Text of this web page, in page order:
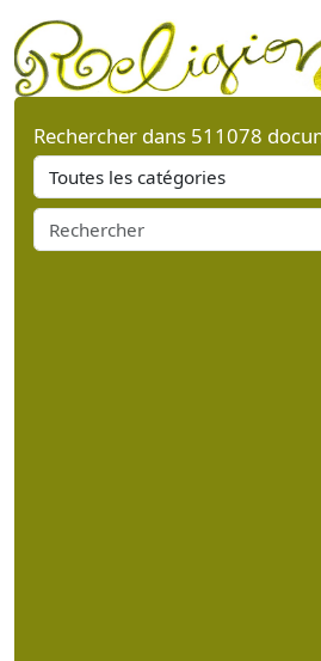
Rechercher dans 511078